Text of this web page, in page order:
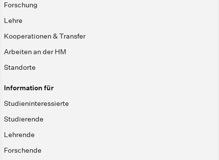
Forschung
Lehre
Kooperationen & Transfer
Arbeiten an der HM
Standorte
Information für
Studieninteressierte
Studierende
Lehrende
Forschende